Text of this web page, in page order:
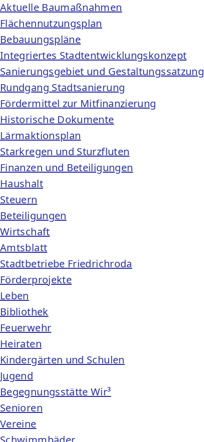
Aktuelle Baumaßnahmen
Flächennutzungsplan
Bebauungspläne
Integriertes Stadtentwicklungskonzept
Sanierungsgebiet und Gestaltungssatzung
Rundgang Stadtsanierung
Fördermittel zur Mitfinanzierung
Historische Dokumente
Lärmaktionsplan
Starkregen und Sturzfluten
Finanzen und Beteiligungen
Haushalt
Steuern
Beteiligungen
Wirtschaft
Amtsblatt
Stadtbetriebe Friedrichroda
Förderprojekte
Leben
Bibliothek
Feuerwehr
Heiraten
Kindergärten und Schulen
Jugend
Begegnungsstätte Wir³
Senioren
Vereine